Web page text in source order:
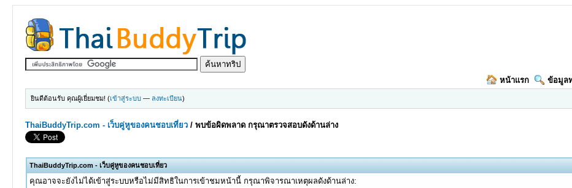
หน้าแรก ข้อมูล
ยินดีต้อนรับ คุณผู้เยี่ยมชม! (เข้าสู่ระบบ — ลงทะเบียน)
ThaiBuddyTrip.com - เว็บคู่หูของคนชอบเที่ยว /พบข้อผิดพลาด กรุณาตรวจสอบดังด้านล่าง
ThaiBuddyTrip.com - เว็บคู่หูของคนชอบเที่ยว
คุณอาจจะยังไม่ได้เข้าสู่ระบบหรือไม่มีสิทธิในการเข้าชมหน้านี้ กรุณาพิจารณาเหตุผลดังด้านล่าง: